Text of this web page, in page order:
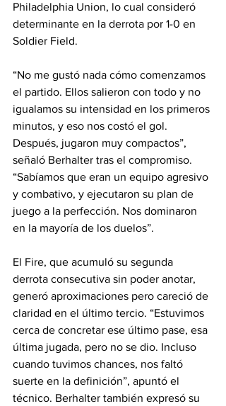
Philadelphia Union, lo cual consideró
determinante en la derrota por 1-0 en
Soldier Field.
“No me gustó nada cómo comenzamos
el partido. Ellos salieron con todo y no
igualamos su intensidad en los primeros
minutos, y eso nos costó el gol.
Después, jugaron muy compactos”,
señaló Berhalter tras el compromiso.
“Sabíamos que eran un equipo agresivo
y combativo, y ejecutaron su plan de
juego a la perfección. Nos dominaron
en la mayoría de los duelos”.
El Fire, que acumuló su segunda
derrota consecutiva sin poder anotar,
generó aproximaciones pero careció de
claridad en el último tercio. “Estuvimos
cerca de concretar ese último pase, esa
última jugada, pero no se dio. Incluso
cuando tuvimos chances, nos faltó
suerte en la definición”, apuntó el
técnico. Berhalter también expresó su